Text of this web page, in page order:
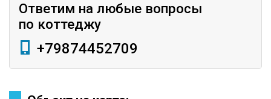
Ответим на любые вопросы
по коттеджу
+79874452709